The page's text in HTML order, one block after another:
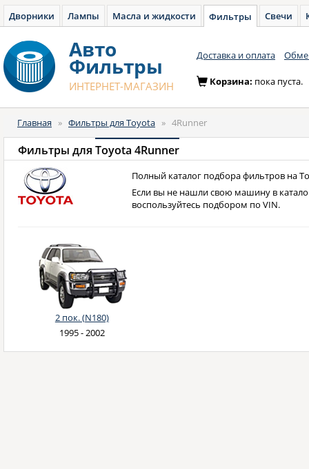
Дворники Лампы Масла и жидкости Фильтры Свечи
Авто
Фильтры
ИНТЕРНЕТ-МАГАЗИН
Доставка и оплата
Корзина: пока пуста.
Главная » Фильтры для Toyota » 4Runner
Фильтры для Toyota 4Runner
Полный каталог подбора фильтров на
Если вы не нашли свою машину в
воспользуйтесь подбором по VIN.
2 пок. (N180)
1995 - 2002